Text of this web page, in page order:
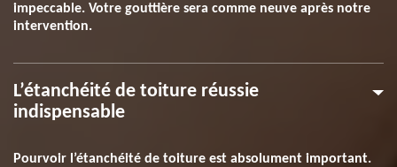
impeccable. Votre gouttière sera comme neuve après notre
intervention.
L’étanchéité de toiture réussie
indispensable
Pourvoir l’étanchéité de toiture est absolument important.